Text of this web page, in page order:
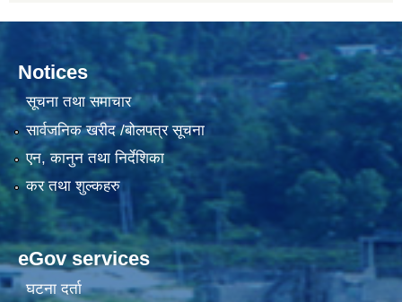
Notices
सूचना तथा समाचार
सार्वजनिक खरीद /बोलपत्र सूचना
एन, कानुन तथा निर्देशिका
कर तथा शुल्कहरु
eGov services
घटना दर्ता